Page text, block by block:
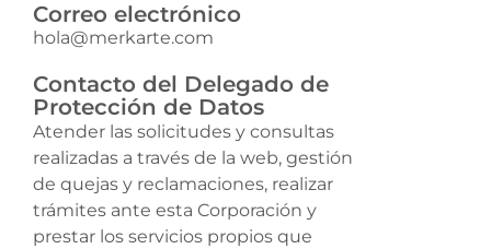
Correo electrónico
hola@merkarte.com
Contacto del Delegado de
Protección de Datos
Atender las solicitudes y consultas
realizadas a través de la web, gestión
de quejas y reclamaciones, realizar
trámites ante esta Corporación y
prestar los servicios propios que